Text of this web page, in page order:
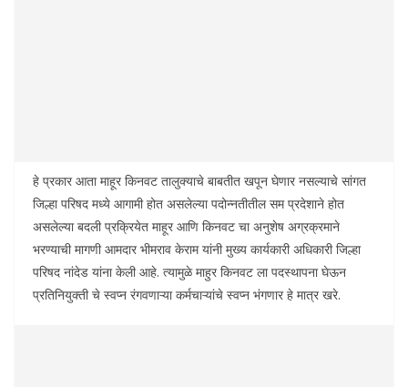
हे प्रकार आता माहूर किनवट तालुक्याचे बाबतीत खपून घेणार नसल्याचे सांगत
जिल्हा परिषद मध्ये आगामी होत असलेल्या पदोन्नतीतील सम प्रदेशाने होत
असलेल्या बदली प्रक्रियेत माहूर आणि किनवट चा अनुशेष अग्रक्रमाने
भरण्याची मागणी आमदार भीमराव केराम यांनी मुख्य कार्यकारी अधिकारी जिल्हा
परिषद नांदेड यांना केली आहे. त्यामुळे माहुर किनवट ला पदस्थापना घेऊन
प्रतिनियुक्ती चे स्वप्न रंगवणाऱ्या कर्मचाऱ्यांचे स्वप्न भंगणार हे मात्र खरे.